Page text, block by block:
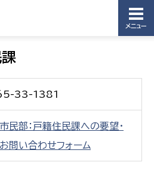
メニュー
33-1381
市民部：戸籍住民課への要望・
お問い合わせフォーム